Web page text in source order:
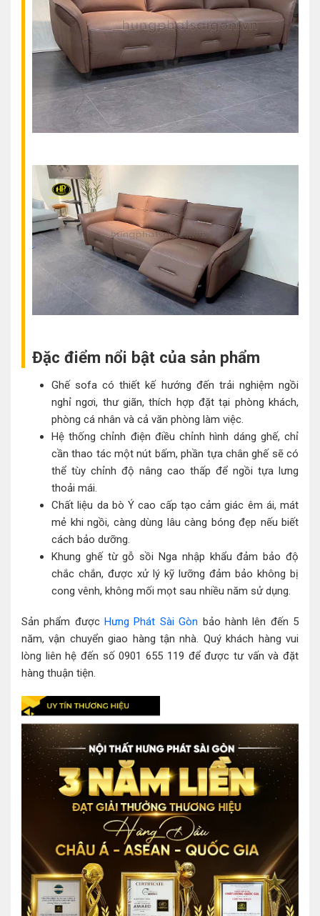
Đặc điểm nổi bật của sản phẩm
Ghế sofa có thiết kế hướng đến trải nghiệm ngồi
nghỉ ngơi, thư giãn, thích hợp đặt tại phòng khách,
phòng cá nhân và cả văn phòng làm việc.
Hệ thống chỉnh điện điều chỉnh hình dáng ghế, chỉ
cần thao tác một nút bấm, phần tựa chân ghế sẽ có
thể tùy chỉnh độ nâng cao thấp để ngồi tựa lưng
thoải mái.
Chất liệu da bò Ý cao cấp tạo cảm giác êm ái, mát
mẻ khi ngồi, càng dùng lâu càng bóng đẹp nếu biết
cách bảo dưỡng.
Khung ghế từ gỗ sồi Nga nhập khẩu đảm bảo độ
chắc chắn, được xử lý kỹ lưỡng đảm bảo không bị
cong vênh, không mối mọt sau nhiều năm sử dụng.
Sản phẩm đượcHưng Phát Sài Gòn bảo hành lên đến 5
năm, vận chuyển giao hàng tận nhà. Quý khách hàng vui
lòng liên hệ đến số 0901 655 119 để được tư vấn và đặt
hàng thuận tiện.